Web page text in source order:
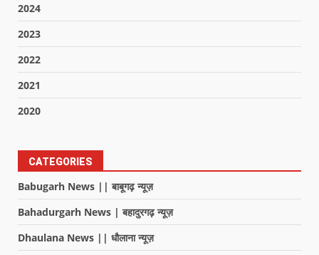
2024
2023
2022
2021
2020
CATEGORIES
Babugarh News || बाबूगढ़ न्यूज़
Bahadurgarh News | बहादुरगढ़ न्यूज़
Dhaulana News || धौलाना न्यूज़